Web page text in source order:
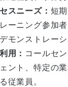
スニーズ： 短
ーニング参加
モンストレーシ
用： コールセ
ント、特定の
従業員。